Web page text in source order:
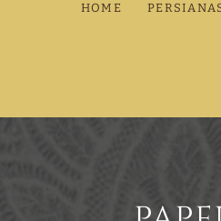
HOME